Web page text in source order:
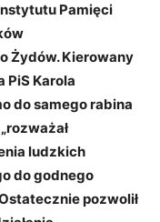
Pamięci
Żydów. Kierowany
PiS Karola
do samego rabina
ludzkich
do godnego
pozwolił